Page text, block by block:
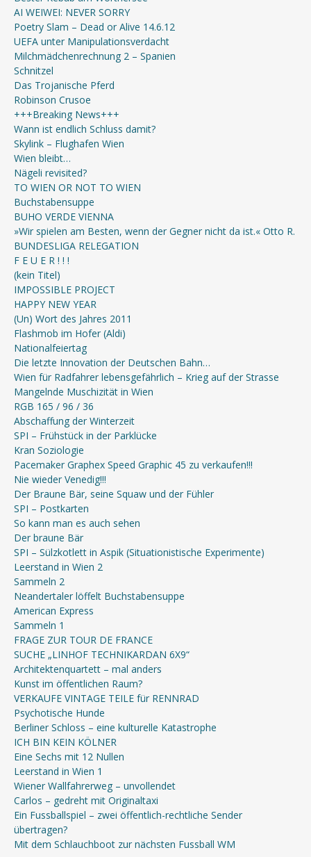
AI WEIWEI: NEVER SORRY
Poetry Slam – Dead or Alive 14.6.12
UEFA unter Manipulationsverdacht
Milchmädchenrechnung 2 – Spanien
Schnitzel
Das Trojanische Pferd
Robinson Crusoe
+++Breaking News+++
Wann ist endlich Schluss damit?
Skylink – Flughafen Wien
Wien bleibt…
Nägeli revisited?
TO WIEN OR NOT TO WIEN
Buchstabensuppe
BUHO VERDE VIENNA
»Wir spielen am Besten, wenn der Gegner nicht da ist.« Otto R.
BUNDESLIGA RELEGATION
F E U E R ! ! !
(kein Titel)
IMPOSSIBLE PROJECT
HAPPY NEW YEAR
(Un) Wort des Jahres 2011
Flashmob im Hofer (Aldi)
Nationalfeiertag
Die letzte Innovation der Deutschen Bahn…
Wien für Radfahrer lebensgefährlich – Krieg auf der Strasse
Mangelnde Muschizität in Wien
RGB 165 / 96 / 36
Abschaffung der Winterzeit
SPI – Frühstück in der Parklücke
Kran Soziologie
Pacemaker Graphex Speed Graphic 45 zu verkaufen!!!
Nie wieder Venedig!!!
Der Braune Bär, seine Squaw und der Fühler
SPI – Postkarten
So kann man es auch sehen
Der braune Bär
SPI – Sülzkotlett in Aspik (Situationistische Experimente)
Leerstand in Wien 2
Sammeln 2
Neandertaler löffelt Buchstabensuppe
American Express
Sammeln 1
FRAGE ZUR TOUR DE FRANCE
SUCHE „LINHOF TECHNIKARDAN 6X9“
Architektenquartett – mal anders
Kunst im öffentlichen Raum?
VERKAUFE VINTAGE TEILE für RENNRAD
Psychotische Hunde
Berliner Schloss – eine kulturelle Katastrophe
ICH BIN KEIN KÖLNER
Eine Sechs mit 12 Nullen
Leerstand in Wien 1
Wiener Wallfahrerweg – unvollendet
Carlos – gedreht mit Originaltaxi
Ein Fussballspiel – zwei öffentlich-rechtliche Sender
übertragen?
Mit dem Schlauchboot zur nächsten Fussball WM